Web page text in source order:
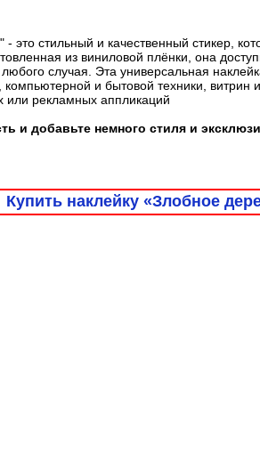
это стильный и качественный стикер,
из виниловой плёнки, она
случая. Эта универсальная
и бытовой техники, витрин
или рекламных аппликаций
и добавьте немного стиля и
Купить наклейку «Злобное